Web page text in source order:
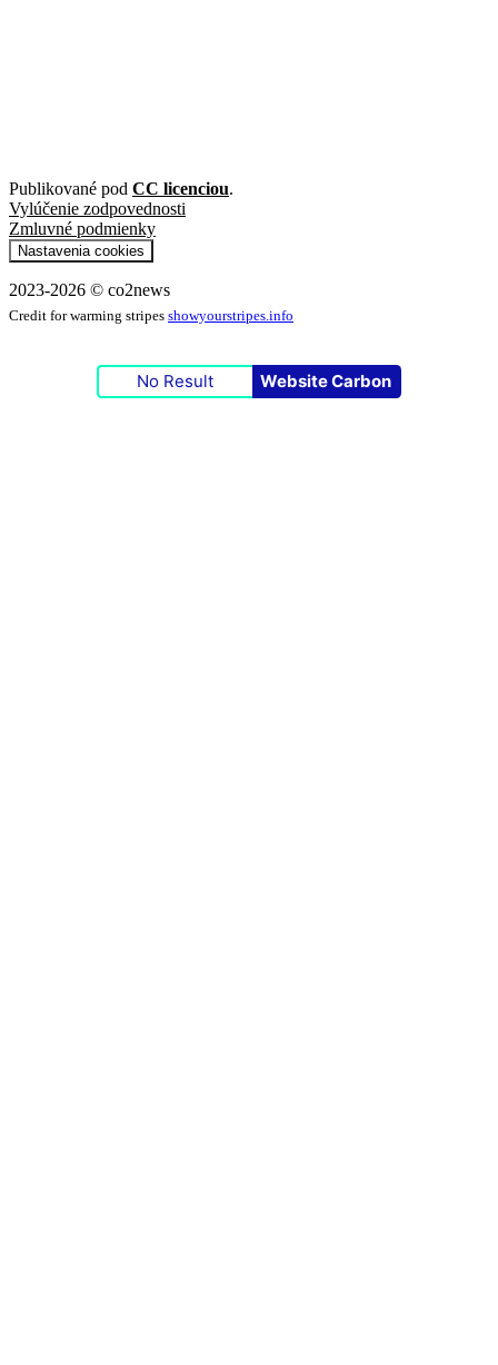
Publikované pod CC licenciou.
Vylúčenie zodpovednosti
Zmluvné podmienky
Nastavenia cookies
2023-2026 © co2news
Credit for warming stripes showyourstripes.info
No Result Website Carbon